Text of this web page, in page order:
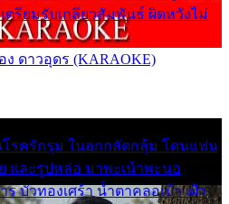
ตรียมรับเกลียวสัมพันธ์ ผิดหวังไม่
ดาวอุดร (KARAOKE)
โรครักรุม ในอกกลัดกลุ้ม โดนแฟน
และรูปหล่อ มาพะเน้าพะนอ
ร บัวทองเศร้า น้ำตาคลอเบ้า เฝ้า